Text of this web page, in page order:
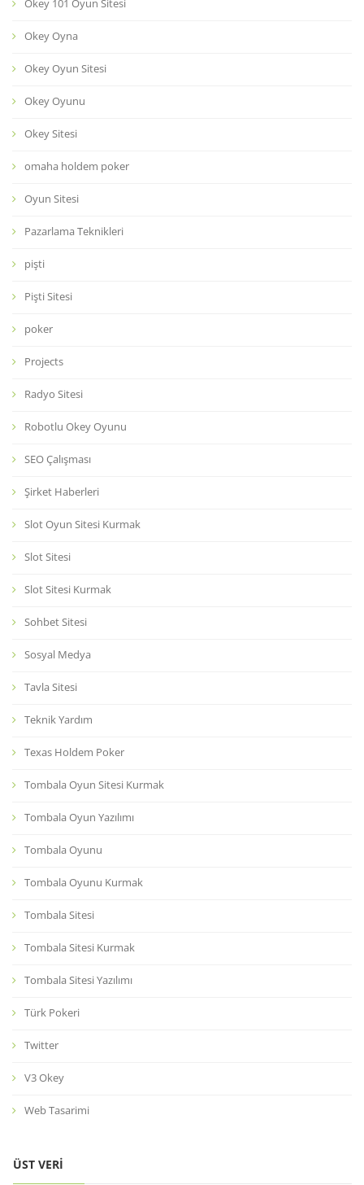
Okey 101 Oyun Sitesi
Okey Oyna
Okey Oyun Sitesi
Okey Oyunu
Okey Sitesi
omaha holdem poker
Oyun Sitesi
Pazarlama Teknikleri
pişti
Pişti Sitesi
poker
Projects
Radyo Sitesi
Robotlu Okey Oyunu
SEO Çalışması
Şirket Haberleri
Slot Oyun Sitesi Kurmak
Slot Sitesi
Slot Sitesi Kurmak
Sohbet Sitesi
Sosyal Medya
Tavla Sitesi
Teknik Yardım
Texas Holdem Poker
Tombala Oyun Sitesi Kurmak
Tombala Oyun Yazılımı
Tombala Oyunu
Tombala Oyunu Kurmak
Tombala Sitesi
Tombala Sitesi Kurmak
Tombala Sitesi Yazılımı
Türk Pokeri
Twitter
V3 Okey
Web Tasarimi
ÜST VERI